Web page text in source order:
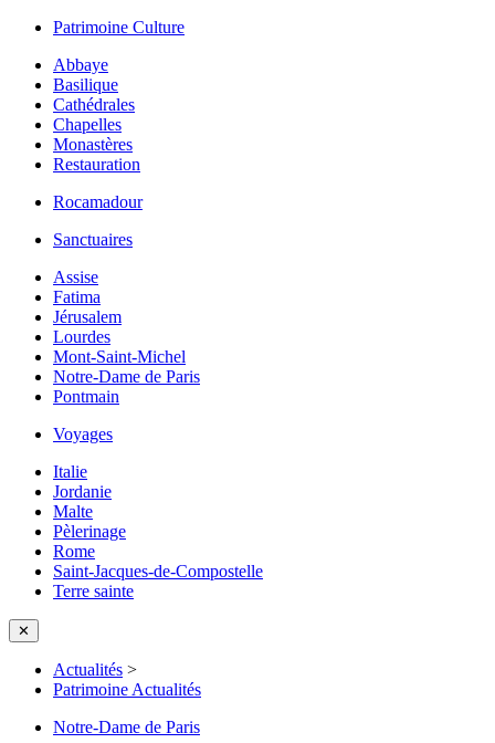
Patrimoine Culture
Abbaye
Basilique
Cathédrales
Chapelles
Monastères
Restauration
Rocamadour
Sanctuaires
Assise
Fatima
Jérusalem
Lourdes
Mont-Saint-Michel
Notre-Dame de Paris
Pontmain
Voyages
Italie
Jordanie
Malte
Pèlerinage
Rome
Saint-Jacques-de-Compostelle
Terre sainte
✕
Actualités >
Patrimoine Actualités
Notre-Dame de Paris